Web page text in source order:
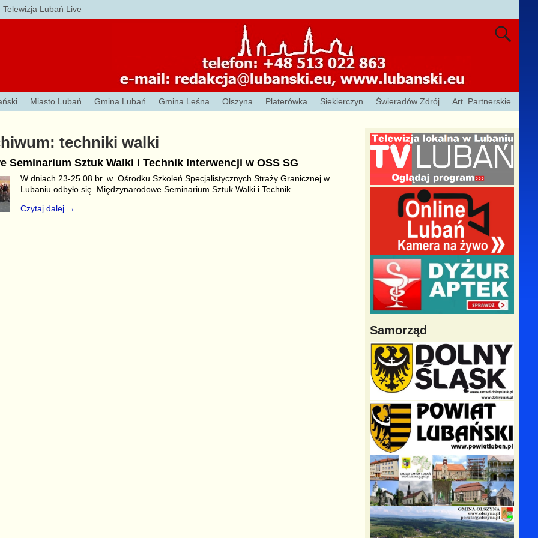
Telewizja Lubań Live
Miasto Lubań Gmina Lubań Gmina Leśna Olszyna Platerówka Siekierczyn Świeradów Zdrój
Art. Partnerskie
techniki walki
Seminarium Sztuk Walki i Technik Interwencji w OSS SG
W dniach 23-25.08 br. w Ośrodku Szkoleń Specjalistycznych Straży Granicznej w
Lubaniu odbyło się Międzynarodowe Seminarium Sztuk Walki i Technik
Czytaj dalej →
Samorząd